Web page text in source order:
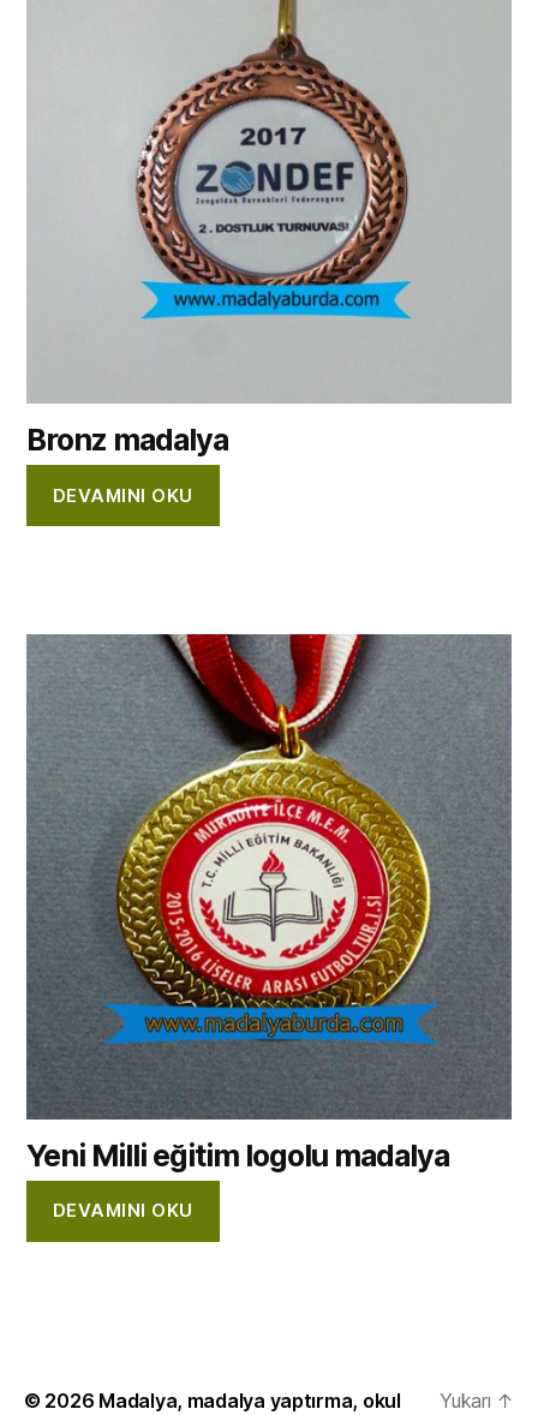
Bronz madalya
DEVAMINI OKU
Yeni Milli eğitim logolu madalya
DEVAMINI OKU
© 2026 Madalya, madalya yaptırma, okul Yukarı ↑